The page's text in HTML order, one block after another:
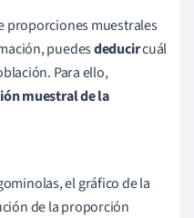
proporciones muestrales
puedesdeducircuál
Para ello,
muestral de la
el gráfico de la
de la proporción